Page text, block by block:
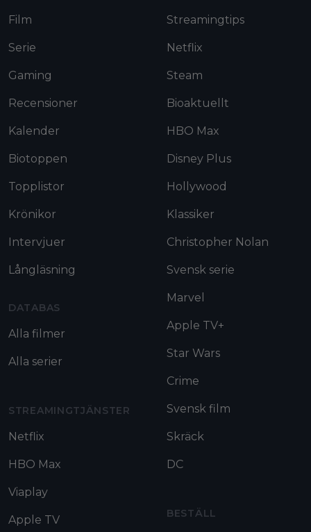
Film
Serie
Gaming
Recensioner
Kalender
Biotoppen
Topplistor
Krönikor
Intervjuer
Långläsning
DATABAS
Alla filmer
Alla serier
STREAMINGTJÄNSTER
Netflix
HBO Max
Viaplay
Apple TV
Streamingtips
Netflix
Steam
Bioaktuellt
HBO Max
Disney Plus
Hollywood
Klassiker
Christopher Nolan
Svensk serie
Marvel
Apple TV+
Star Wars
Crime
Svensk film
Skräck
DC
BESTÄLL